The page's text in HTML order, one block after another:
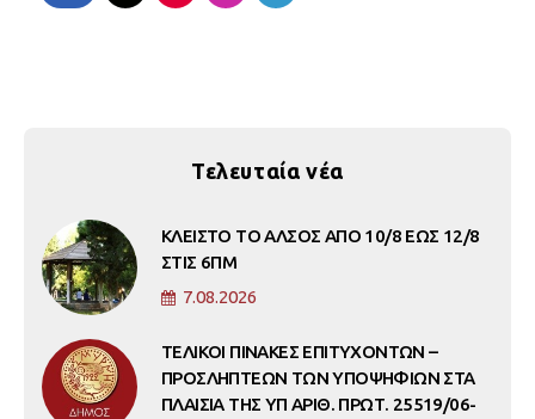
Τελευταία νέα
ΚΛΕΙΣΤΟ ΤΟ ΑΛΣΟΣ ΑΠΟ 10/8 ΕΩΣ 12/8
ΣΤΙΣ 6ΠΜ
7.08.2026
ΤΕΛΙΚΟΙ ΠΙΝΑΚΕΣ ΕΠΙΤΥΧΟΝΤΩΝ –
ΠΡΟΣΛΗΠΤΕΩΝ ΤΩΝ ΥΠΟΨΗΦΙΩΝ ΣΤΑ
ΠΛΑΙΣΙΑ ΤΗΣ ΥΠ ΑΡΙΘ. ΠΡΩΤ. 25519/06-